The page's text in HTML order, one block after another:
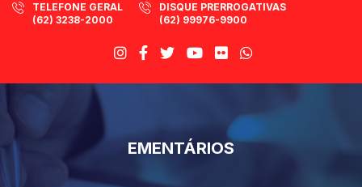
TELEFONE GERAL
(62) 3238-2000
DISQUE PRERROGATIVAS
(62) 99976-9900
EMENTÁRIOS